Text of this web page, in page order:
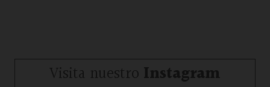
Visita nuestro Instagram